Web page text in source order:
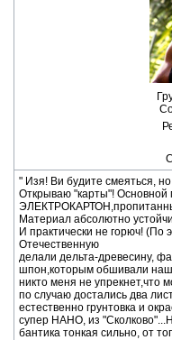
" Изя! Ви будите смеяться,
Открываю "карты"! Основной
Материал абсолютно
И практически не горюч! (По
Отечественную
делали дельта-древесину,
шпон,которым обшивали
никто меня не
по случаю достались два
естественно грунтовка и
супер НАНО, из
бантика тонкая сильно, от